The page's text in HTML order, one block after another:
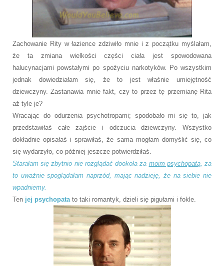
Zachowanie Rity w łazience zdziwiło mnie i z początku myślałam,
że ta zmiana wielkości części ciała jest spowodowana
halucynacjami powstałymi po spożyciu narkotyków. Po wszystkim
jednak dowiedziałam się, że to jest właśnie umiejętność
dziewczyny. Zastanawia mnie fakt, czy to przez tę przemianę Rita
aż tyle je?
Wracając do odurzenia psychotropami; spodobało mi się to, jak
przedstawiłaś całe zajście i odczucia dziewczyny. Wszystko
dokładnie opisałaś i sprawiłaś, że sama mogłam domyślić się, co
się wydarzyło, co później jeszcze potwierdziłaś.
Starałam się zbytnio nie rozglądać dookoła za moim psychopatą, za
to uważnie spoglądałam naprzód, mając nadzieję, że na siebie nie
wpadniemy.
Ten jej psychopata to taki romantyk, dzieli się pigułami i fokle.